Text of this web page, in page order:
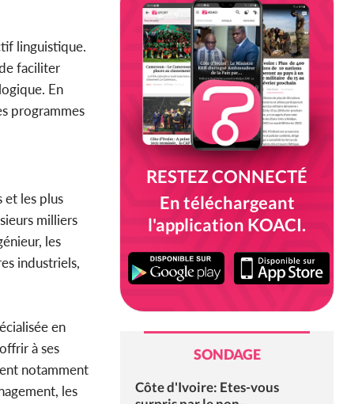
linguistique.
faciliter
En
programmes
et les plus
milliers
les
industriels,
en
à ses
notamment
les
RESTEZ CONNECTÉ
En téléchargeant
l'application KOACI.
SONDAGE
Côte d'Ivoire: Etes-vous